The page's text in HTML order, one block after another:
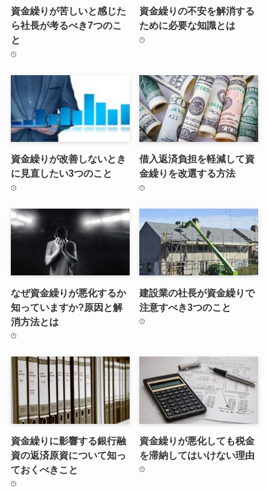
資金繰りが苦しいと感じた
ら社長が考るべき7つのこ
と
資金繰りの不安を解消する
ために必要な知識とは
資金繰りが改善しないとき
に見直したい3つのこと
借入返済負担を軽減して資
金繰りを改選する方法
なぜ資金繰りが悪化するか
知っていますか?原因と解
消方法とは
建設業の社長が資金繰りで
注意すべき3つのこと
資金繰りに影響する銀行融
資の返済原資について知っ
ておくべきこと
資金繰りが悪化しても税金
を滞納してはいけない理由